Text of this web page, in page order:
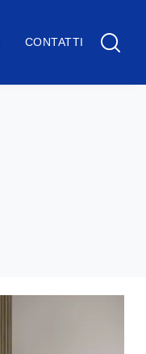
CONTATTI